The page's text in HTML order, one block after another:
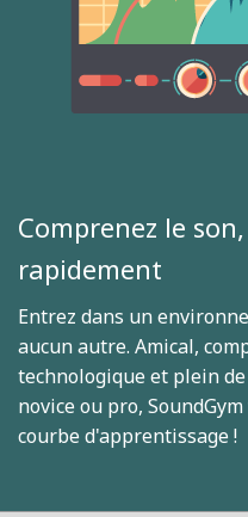
Comprenez le
rapidement
Entrez dans un
aucun autre. Amical,
technologique et plein
novice ou pro,
courbe d'apprentissage !